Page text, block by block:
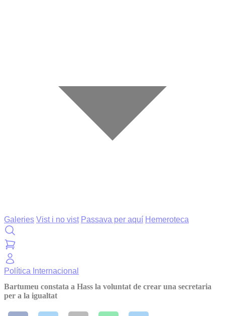
Galeries Vist i no vist Passava per aquí Hemeroteca
Política Internacional
Bartumeu constata a Hass la voluntat de crear una secretaria
per a la igualtat